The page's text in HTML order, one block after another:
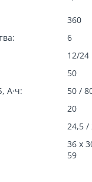
360
6
12/24
50
А·ч:
50 /
20
24,5 /
36 х
59